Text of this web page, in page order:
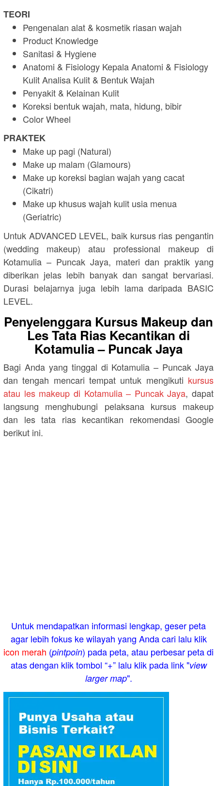
TEORI
Pengenalan alat & kosmetik riasan wajah
Product Knowledge
Sanitasi & Hygiene
Anatomi & Fisiology Kepala Anatomi & Fisiology
Kulit Analisa Kulit & Bentuk Wajah
Penyakit & Kelainan Kulit
Koreksi bentuk wajah, mata, hidung, bibir
Color Wheel
PRAKTEK
Make up pagi (Natural)
Make up malam (Glamours)
Make up koreksi bagian wajah yang cacat
(Cikatri)
Make up khusus wajah kulit usia menua
(Geriatric)
Untuk ADVANCED LEVEL, baik kursus rias pengantin
(wedding makeup) atau professional makeup di
Kotamulia – Puncak Jaya, materi dan praktik yang
diberikan jelas lebih banyak dan sangat bervariasi.
Durasi belajarnya juga lebih lama daripada BASIC
LEVEL.
Penyelenggara Kursus Makeup dan
Les Tata Rias Kecantikan di
Kotamulia – Puncak Jaya
Bagi Anda yang tinggal di Kotamulia – Puncak Jaya
dan tengah mencari tempat untuk mengikuti kursus
atau les makeup di Kotamulia – Puncak Jaya, dapat
langsung menghubungi pelaksana kursus makeup
dan les tata rias kecantikan rekomendasi Google
berikut ini.
Untuk mendapatkan informasi lengkap, geser peta
agar lebih fokus ke wilayah yang Anda cari lalu klik
icon merah (pintpoin) pada peta, atau perbesar peta di
atas dengan klik tombol “+” lalu klik pada link "view
larger map".